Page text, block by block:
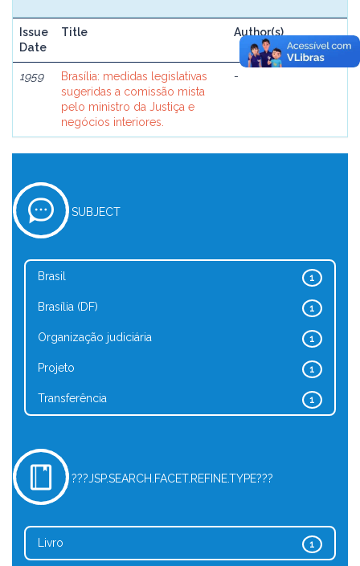
Issue
Date
Title Author(s)
1959
Brasília: medidas legislativas
sugeridas a comissão mista
pelo ministro da Justiça e
negócios interiores.
-
SUBJECT
1
Brasil
1
Brasília (DF)
1
Organização judiciária
1
Projeto
1
Transferência
???JSP.SEARCH.FACET.REFINE.TYPE???
1
Livro